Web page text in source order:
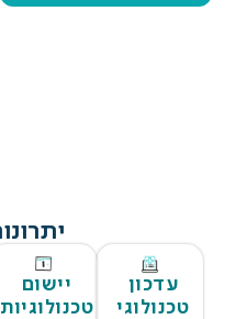
עדכון
טכנולוגי
יישום
טכנולוגיות